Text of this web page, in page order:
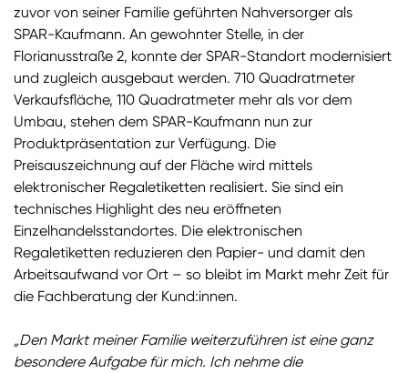
zuvor von seiner Familie geführten Nahversorger als
SPAR-Kaufmann. An gewohnter Stelle, in der
Florianusstraße 2, konnte der SPAR-Standort modernisiert
und zugleich ausgebaut werden. 710 Quadratmeter
Verkaufsfläche, 110 Quadratmeter mehr als vor dem
Umbau, stehen dem SPAR-Kaufmann nun zur
Produktpräsentation zur Verfügung. Die
Preisauszeichnung auf der Fläche wird mittels
elektronischer Regaletiketten realisiert. Sie sind ein
technisches Highlight des neu eröffneten
Einzelhandelsstandortes. Die elektronischen
Regaletiketten reduzieren den Papier- und damit den
Arbeitsaufwand vor Ort – so bleibt im Markt mehr Zeit für
die Fachberatung der Kund:innen.
„Den Markt meiner Familie weiterzuführen ist eine ganz
besondere Aufgabe für mich. Ich nehme die